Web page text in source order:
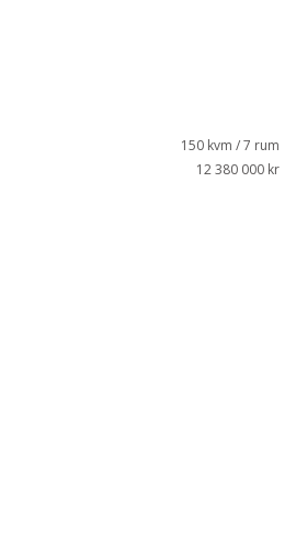
150 kvm / 7 rum
12 380 000 kr